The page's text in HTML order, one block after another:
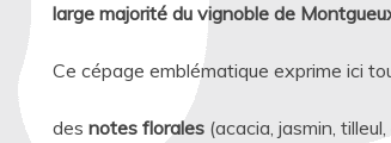
large majorité du vignoble de
Ce cépage emblématique exprime ici
des notes florales (acacia, jasmin,